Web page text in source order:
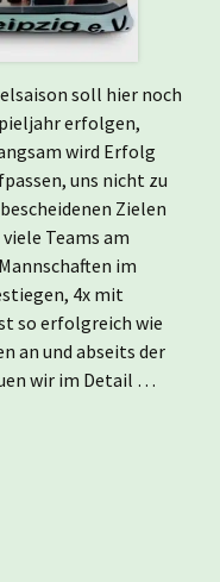
soll hier noch
erfolgen,
wird Erfolg
uns nicht zu
Zielen
Teams am
im
4x mit
so erfolgreich wie
an und abseits der
wir im Detail …